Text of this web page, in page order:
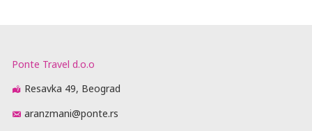
Ponte Travel d.o.o
Resavka 49, Beograd
aranzmani@ponte.rs